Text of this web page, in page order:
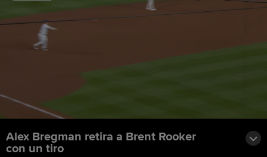
Alex Bregman retira a Brent Rooker
con un tiro